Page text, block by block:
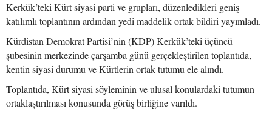
Kerkük’teki Kürt siyasi parti ve grupları, düzenledikleri geniş
katılımlı toplantının ardından yedi maddelik ortak bildiri yayımladı.
Kürdistan Demokrat Partisi’nin (KDP) Kerkük’teki üçüncü
şubesinin merkezinde çarşamba günü gerçekleştirilen toplantıda,
kentin siyasi durumu ve Kürtlerin ortak tutumu ele alındı.
Toplantıda, Kürt siyasi söyleminin ve ulusal konulardaki tutumun
ortaklaştırılması konusunda görüş birliğine varıldı.